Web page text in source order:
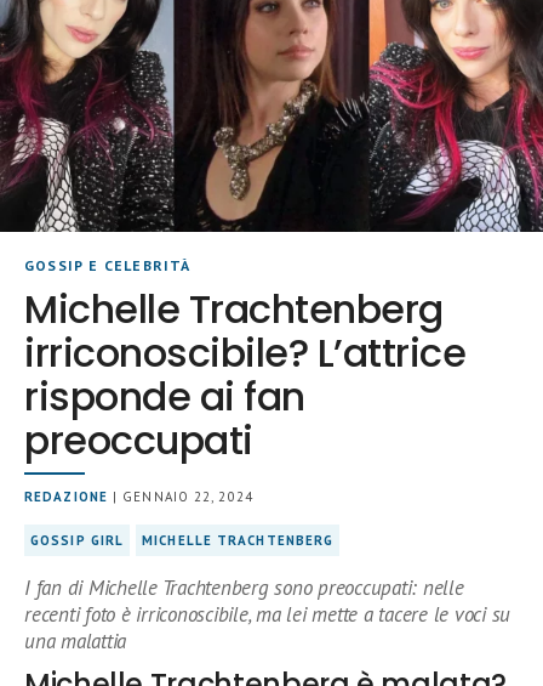
GOSSIP E CELEBRITÀ
Michelle Trachtenberg
irriconoscibile? L’attrice
risponde ai fan
preoccupati
REDAZIONE | GENNAIO 22, 2024
GOSSIP GIRL MICHELLE TRACHTENBERG
I fan di Michelle Trachtenberg sono preoccupati: nelle
recenti foto è irriconoscibile, ma lei mette a tacere le voci su
una malattia